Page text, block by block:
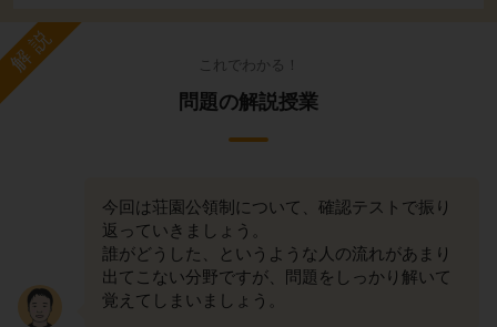
解説 これでわかる！
問題の解説授業
今回は荘園公領制について、確認テストで振り
返っていきましょう。
誰がどうした、というような人の流れがあまり
出てこない分野ですが、問題をしっかり解いて
覚えてしまいましょう。